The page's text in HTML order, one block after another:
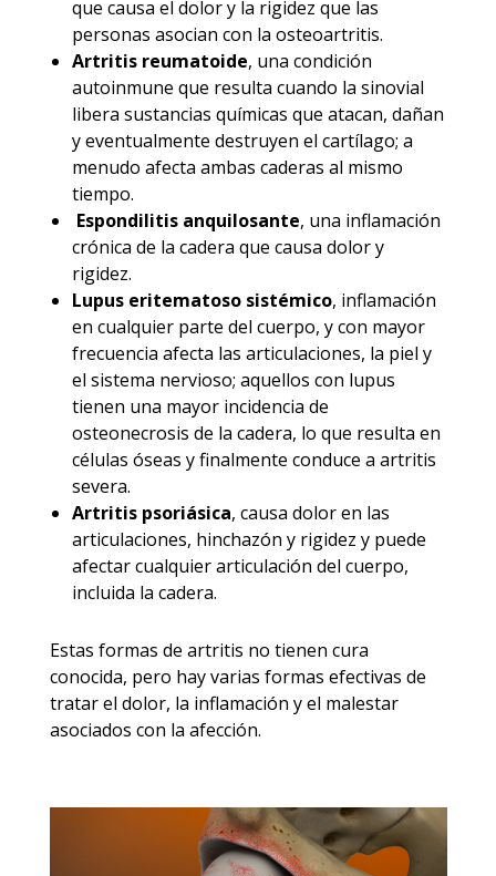
que causa el dolor y la rigidez que las
personas asocian con la osteoartritis.
Artritis reumatoide, una condición
autoinmune que resulta cuando la sinovial
libera sustancias químicas que atacan, dañan
y eventualmente destruyen el cartílago; a
menudo afecta ambas caderas al mismo
tiempo.
Espondilitis anquilosante, una inflamación
crónica de la cadera que causa dolor y
rigidez.
Lupus eritematoso sistémico, inflamación
en cualquier parte del cuerpo, y con mayor
frecuencia afecta las articulaciones, la piel y
el sistema nervioso; aquellos con lupus
tienen una mayor incidencia de
osteonecrosis de la cadera, lo que resulta en
células óseas y finalmente conduce a artritis
severa.
Artritis psoriásica, causa dolor en las
articulaciones, hinchazón y rigidez y puede
afectar cualquier articulación del cuerpo,
incluida la cadera.
Estas formas de artritis no tienen cura
conocida, pero hay varias formas efectivas de
tratar el dolor, la inflamación y el malestar
asociados con la afección.